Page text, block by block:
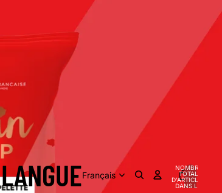
LANGUE
NOMBRE
TOTAL
D’ARTICLES
DANS LE